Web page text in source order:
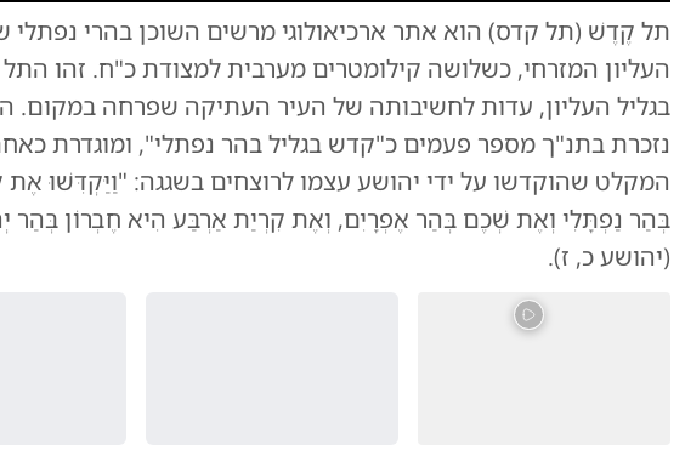
של יהושע בן נון, קבר אשר ונפתלי בני יעקב, מעיין עם בריכה |צילום:באדיבות ערוץ
תל קֶדֶשׁ (תל קדס) הוא אתר ארכיאולוגי מרשים השוכן בהרי נפתלי
העליון המזרחי, כשלושה קילומטרים מערבית למצודת כ"ח. זהו התל
בגליל העליון, עדות לחשיבותה של העיר העתיקה שפרחה במקום.
נזכרת בתנ"ך מספר פעמים כ"קדש בגליל בהר נפתלי", ומוגדרת
המקלט שהוקדשו על ידי יהושע עצמו לרוצחים בשגגה: "וַיַּקְדִּשׁוּ אֶת
בְּהַר נַפְתָּלִי וְאֶת שְׁכֶם בְּהַר אֶפְרָיִם, וְאֶת קִרְיַת אַרְבַּע הִיא חֶבְרוֹן בְּהַר
(יהושע כ, ז).